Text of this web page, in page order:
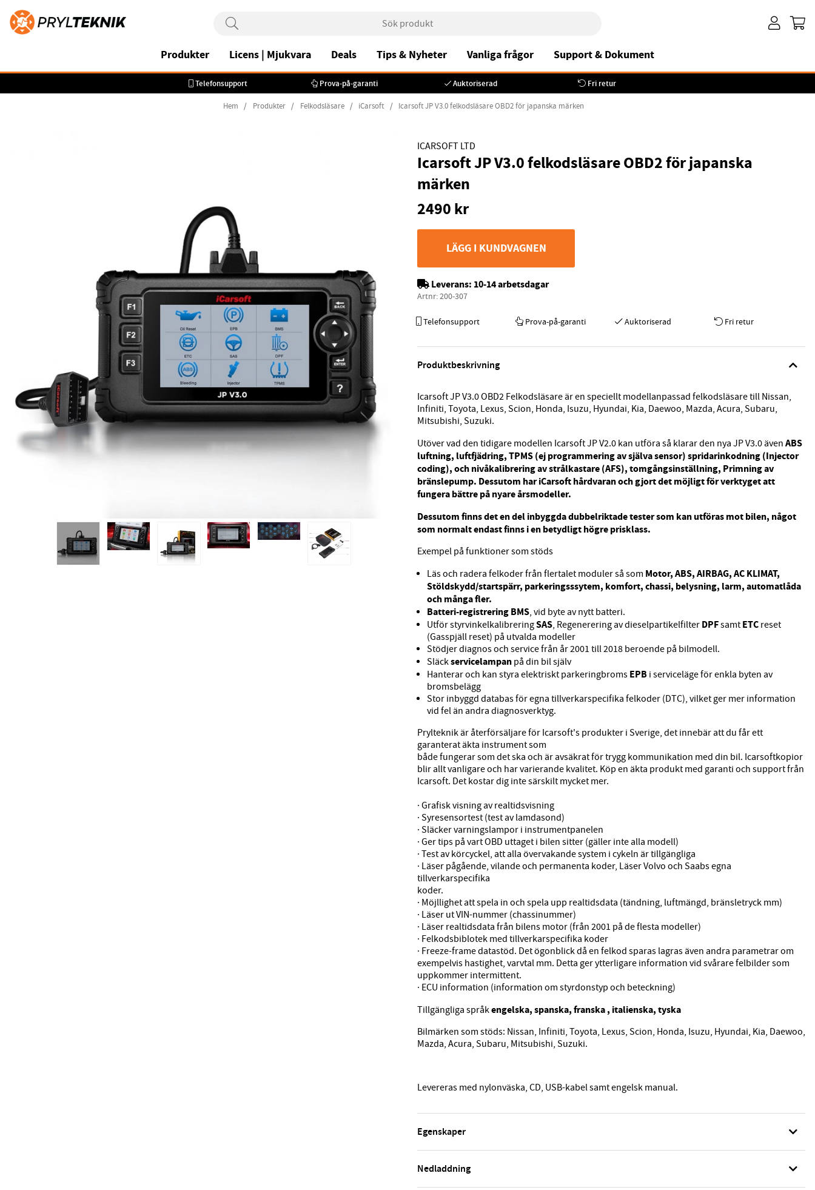
Telefonsupport Prova-på-garanti Auktoriserad Fri retur
Produkter Licens | Mjukvara Deals Tips & Nyheter Vanliga frågor Support & Dokument
Hem Produkter Felkodsläsare iCarsoft Icarsoft JP V3.0 felkodsläsare OBD2 för japanska märken
ICARSOFT LTD
Icarsoft JP V3.0 felkodsläsare OBD2 för japanska
märken
2490 kr
LÄGG I KUNDVAGNEN
Leverans: 10-14 arbetsdagar
Artnr:200-307
Telefonsupport Prova-på-garanti Auktoriserad Fri retur
Produktbeskrivning
Icarsoft JP V3.0 OBD2 Felkodsläsare är en speciellt modellanpassad felkodsläsare till Nissan,
Infiniti, Toyota, Lexus, Scion, Honda, Isuzu, Hyundai, Kia, Daewoo, Mazda, Acura, Subaru,
Mitsubishi, Suzuki.
Utöver vad den tidigare modellen Icarsoft JP V2.0 kan utföra så klarar den nya JP V3.0 även ABS
luftning, luftfjädring, TPMS (ej programmering av själva sensor) spridarinkodning (Injector
coding), och nivåkalibrering av strålkastare (AFS), tomgångsinställning, Primning av
bränslepump. Dessutom har iCarsoft hårdvaran och gjort det möjligt för verktyget att
fungera bättre på nyare årsmodeller.
Dessutom finns det en del inbyggda dubbelriktade tester som kan utföras mot bilen, något
som normalt endast finns i en betydligt högre prisklass.
Exempel på funktioner som stöds
Läs och radera felkoder från flertalet modulerså som Motor, ABS, AIRBAG, AC KLIMAT,
Stöldskydd/startspärr, parkeringsssytem, komfort, chassi, belysning, larm, automatlåda
och många fler.
Batteri-registrering BMS, vid byte av nytt batteri.
Utför styrvinkelkalibreringSAS, Regenerering av dieselpartikelfilter DPFsamt ETC reset
(Gasspjäll reset) på utvalda modeller
Stödjer diagnos och service från år 2001 till 2018 beroende på bilmodell.
Släckservicelampan på din bil själv
Hanterar och kan styra elektriskt parkeringbroms EPB i serviceläge för enkla byten av
bromsbelägg
Stor inbyggd databas för egna tillverkarspecifika felkoder (DTC), vilket ger mer information
vid fel än andra diagnosverktyg.
Prylteknik är återförsäljare för Icarsoft's produkter i Sverige, det innebär att du får ett
garanterat äkta instrument som
både fungerar som det ska och är avsäkrat för trygg kommunikation med din bil. Icarsoftkopior
blir allt vanligare och har varierande kvalitet. Köp en äkta produkt med garanti och support från
Icarsoft. Det kostar dig inte särskilt mycket mer.
· Grafisk visning av realtidsvisning
· Syresensortest (test av lamdasond)
· Släcker varningslampor i instrumentpanelen
· Ger tips på vart OBD uttaget i bilen sitter (gäller inte alla modell)
· Test av körcyckel, att alla övervakande system i cykeln är tillgängliga
· Läser pågående, vilande och permanenta koder, Läser Volvo och Saabs egna
tillverkarspecifika
koder.
· Möjllighet att spela in och spela upp realtidsdata (tändning, luftmängd, bränsletryck mm)
· Läser ut VIN-nummer (chassinummer)
· Läser realtidsdata från bilens motor (från 2001 på de flesta modeller)
· Felkodsbiblotek med tillverkarspecifika koder
· Freeze-frame datastöd. Det ögonblick då en felkod sparas lagras även andra parametrar om
exempelvis hastighet, varvtal mm. Detta ger ytterligare information vid svårare felbilder som
uppkommer intermittent.
· ECU information (information om styrdonstyp och beteckning)
Tillgängliga språkengelska, spanska, franska , italienska, tyska
Bilmärken som stöds: Nissan, Infiniti, Toyota, Lexus, Scion, Honda, Isuzu, Hyundai, Kia, Daewoo,
Mazda, Acura, Subaru, Mitsubishi, Suzuki.
Levereras med nylonväska, CD, USB-kabel samt engelsk manual.
Egenskaper
Nedladdning